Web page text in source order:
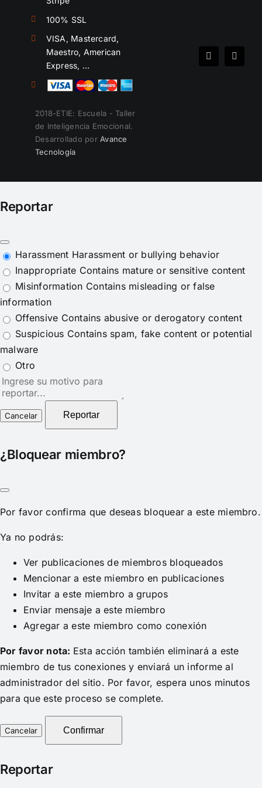
100% SSL
VISA, Mastercard,
Maestro, American
Express, …
2018-ETIE: Escuela - Taller
de Inteligencia Emocional.
Desarrollado porAvance
Tecnología
Spotify
Reportar
Harassment Harassment or bullying behavior
Inappropriate Contains mature or sensitive content
Misinformation Contains misleading or false
information
Offensive Contains abusive or derogatory content
Suspicious Contains spam, fake content or potential
malware
Otro
Nota
del
reporte
Reportar
¿Bloquear miembro?
Por favor confirma que deseas bloquear a este miembro.
Ya no podrás:
Ver publicaciones de miembros bloqueados
Mencionar a este miembro en publicaciones
Invitar a este miembro a grupos
Enviar mensaje a este miembro
Agregar a este miembro como conexión
Por favor nota: Esta acción también eliminará a este
miembro de tus conexiones y enviará un informe al
administrador del sitio. Por favor, espera unos minutos
para que este proceso se complete.
Confirmar
Reportar